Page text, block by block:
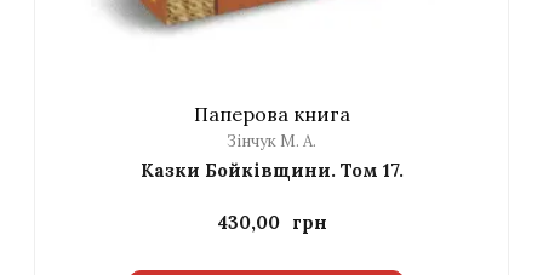
Паперова книга
Зінчук М. А.
Казки Бойківщини. Том 17.
430,00